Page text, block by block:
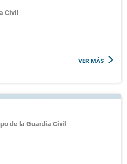
Civil
VER MÁS
de la Guardia Civil